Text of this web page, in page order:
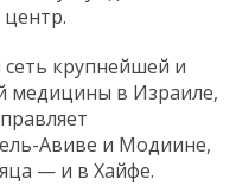
крупнейшей и
медицины в Израиле,
Авиве и Модиине,
— и в Хайфе.